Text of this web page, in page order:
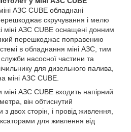
АЗС CUBE обладнані
скручування і мелю
міні АЗС CUBE оснащені донним
перешкоджає поправению
в обладнання міні АЗС, тим
насосної частини та
для дизельного палива,
міні АЗС CUBE.
АЗС CUBE входить напірний
він обтиснутий
двох сторін, і провід живлення,
для живлення від